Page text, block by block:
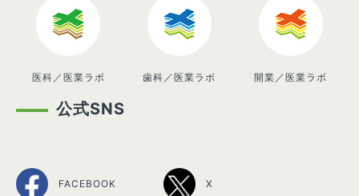
医科／医業ラボ 歯科／医業ラボ 開業／医業ラボ
公式SNS
FACEBOOK X